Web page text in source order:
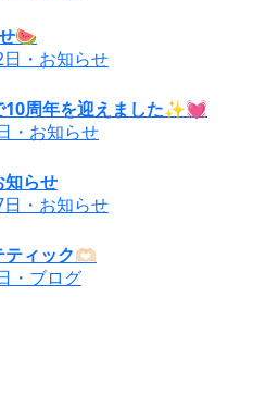
🍉
・お知らせ
10周年を迎えました✨💓
・お知らせ
知らせ
・お知らせ
ィック🫶🏻
・ブログ